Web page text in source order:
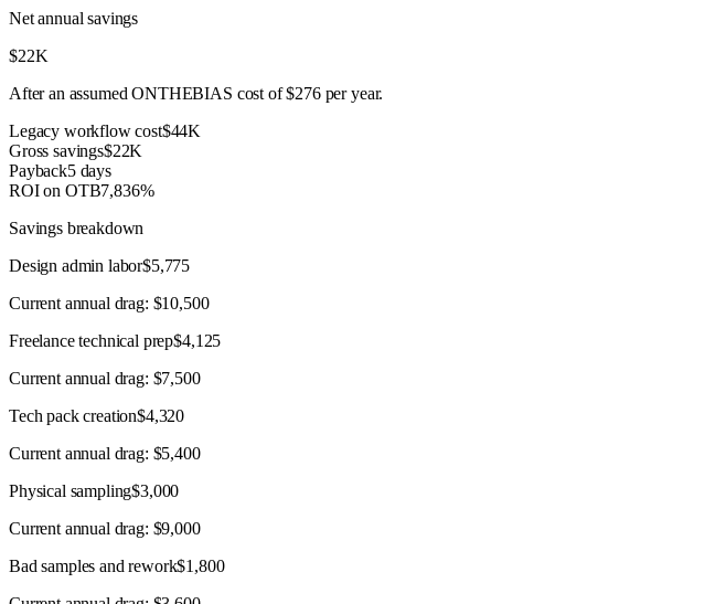
Net annual savings
$22K
After an assumed ONTHEBIAS cost of$276per year.
Legacy workflow cost$44K
Gross savings$22K
Payback5 days
ROI on OTB7,836%
Savings breakdown
Design admin labor$5,775
Current annual drag: $10,500
Freelance technical prep$4,125
Current annual drag: $7,500
Tech pack creation$4,320
Current annual drag: $5,400
Physical sampling$3,000
Current annual drag: $9,000
Bad samples and rework$1,800